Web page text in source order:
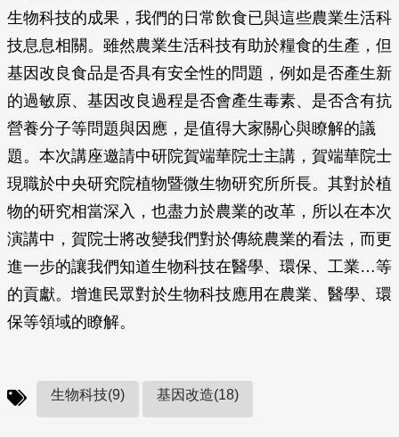
生物科技的成果，我們的日常飲食已與這些農業生活科
技息息相關。雖然農業生活科技有助於糧食的生產，但
基因改良食品是否具有安全性的問題，例如是否產生新
的過敏原、基因改良過程是否會產生毒素、是否含有抗
營養分子等問題與因應，是值得大家關心與瞭解的議
題。本次講座邀請中研院賀端華院士主講，賀端華院士
現職於中央研究院植物暨微生物研究所所長。其對於植
物的研究相當深入，也盡力於農業的改革，所以在本次
演講中，賀院士將改變我們對於傳統農業的看法，而更
進一步的讓我們知道生物科技在醫學、環保、工業…等
的貢獻。增進民眾對於生物科技應用在農業、醫學、環
保等領域的瞭解。
生物科技(9) 基因改造(18)